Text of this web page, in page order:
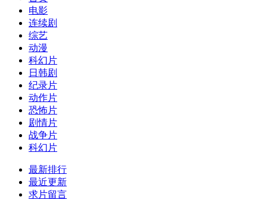
电影
连续剧
综艺
动漫
科幻片
日韩剧
纪录片
动作片
恐怖片
剧情片
战争片
科幻片
最新排行
最近更新
求片留言